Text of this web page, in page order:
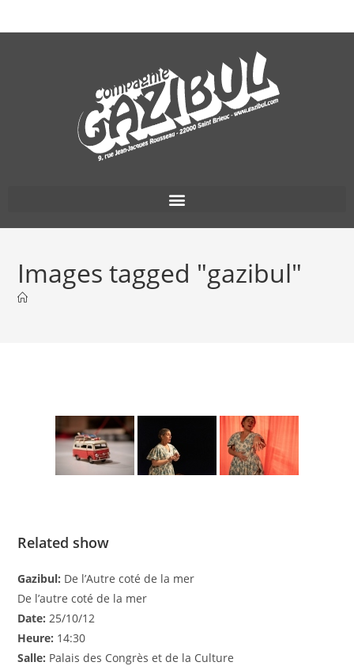
Images tagged "gazibul"
Related show
Gazibul: De l’Autre coté de la mer
De l’autre coté de la mer
Date: 25/10/12
Heure: 14:30
Salle: Palais des Congrès et de la Culture